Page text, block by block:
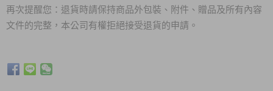
再次提醒您：退貨時請保持商品外包裝、附件、贈品及所有內容
文件的完整，本公司有權拒絕接受退貨的申請。